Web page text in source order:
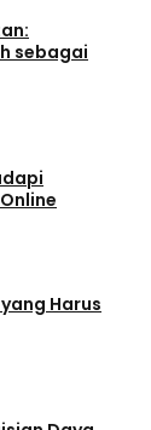
sebagai
Harus